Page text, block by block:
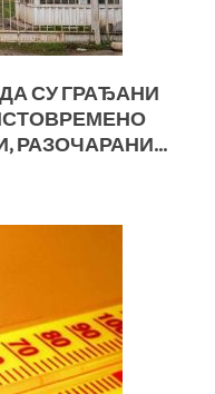
СУ ГРАЂАНИ
РАЗОЧАРАНИ…